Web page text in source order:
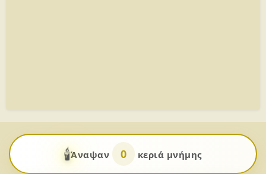
🕯️Άναψαν 0 κεριά μνήμης